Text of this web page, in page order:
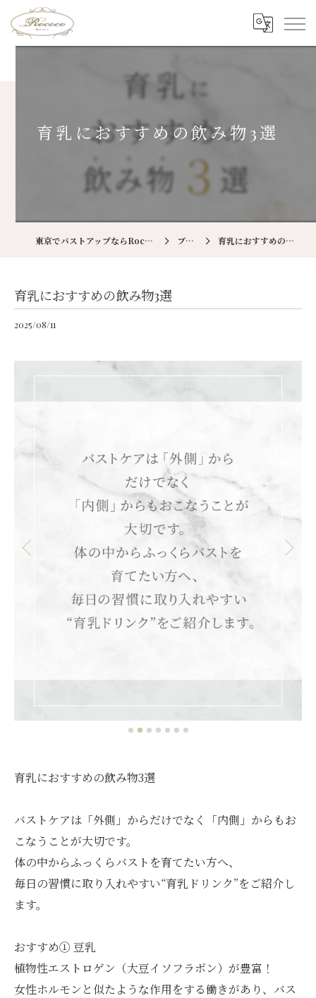
育乳におすすめの飲み物3選
東京でバストアップならRococo 国立店 ブログ 育乳におすすめの飲み物3選
育乳におすすめの飲み物3選
2025/08/11
育乳におすすめの飲み物3選
バストケアは「外側」からだけでなく「内側」からもお
こなうことが大切です。
体の中からふっくらバストを育てたい方へ、
毎日の習慣に取り入れやすい“育乳ドリンク”をご紹介し
ます。
おすすめ① 豆乳
植物性エストロゲン（大豆イソフラボン）が豊富！
女性ホルモンと似たような作用をする働きがあり、バス